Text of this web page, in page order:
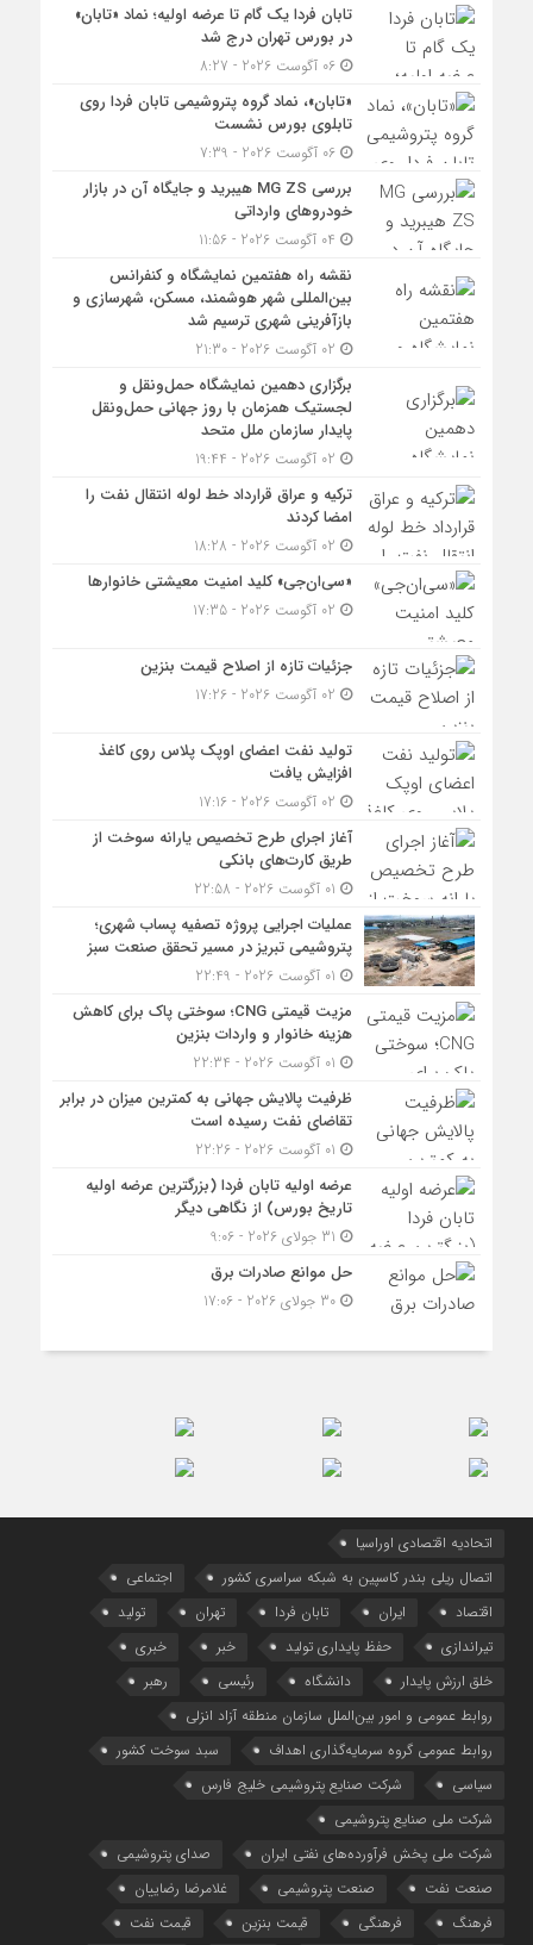
تابان فردا یک گام تا عرضه اولیه؛ نماد «تابان»
در بورس تهران درج شد
06 آگوست 2026 - 8:27
«تابان»، نماد گروه پتروشیمی تابان فردا روی
تابلوی بورس نشست
06 آگوست 2026 - 7:39
بررسی MG ZS هیبرید و جایگاه آن در بازار
خودروهای وارداتی
نقشه راه هفتمین نمایشگاه و کنفرانس
بین‌المللی شهر هوشمند، مسکن، شهرسازی و
بازآفرینی شهری ترسیم شد
برگزاری دهمین نمایشگاه حمل‌ونقل و
لجستیک همزمان با روز جهانی حمل‌ونقل
پایدار سازمان ملل متحد
ترکیه و عراق قرارداد خط لوله انتقال نفت را
امضا کردند
«سی‌ان‌جی» کلید امنیت معیشتی خانوارها
جزئیات تازه از اصلاح قیمت بنزین
تولید نفت اعضای اوپک پلاس روی کاغذ
افزایش یافت
آغاز اجرای طرح تخصیص یارانه سوخت از
طریق کارت‌های بانکی
عملیات اجرایی پروژه تصفیه پساب شهری؛
پتروشیمی تبریز در مسیر تحقق صنعت سبز
مزیت قیمتی CNG؛ سوختی پاک برای کاهش
هزینه خانوار و واردات بنزین
ظرفیت پالایش جهانی به کمترین میزان در برابر
تقاضای نفت رسیده است
عرضه اولیه تابان فردا (بزرگترین عرضه اولیه
تاریخ بورس) از نگاهی دیگر
حل موانع صادرات برق
30 جولای 2026 - 17:06
اتحادیه اقتصادی اوراسیا
اتصال ریلی بندر کاسپین به شبکه سراسری کشور
اجتماعی
اقتصاد
ایران تابان فردا تهران
تولید
تیراندازی
حفظ پایداری تولید خبر
خبری
خلق ارزش پایدار
دانشگاه رئیسی
رهبر
روابط عمومی و امور بین‌الملل سازمان منطقه آزاد انزلی
روابط عمومی گروه سرمایه‌گذاری اهداف
سبد سوخت کشور
سیاسی
شرکت صنایع پتروشیمی خلیج فارس
شرکت ملی صنایع پتروشیمی
شرکت ملی پخش فرآورده‌های نفتی ایران
صدای پتروشیمی
صنعت نفت
صنعت پتروشیمی
غلامرضا رضاییان
فرهنگ
فرهنگی قیمت بنزین قیمت نفت